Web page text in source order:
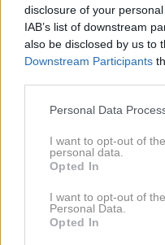
disclosure of your
IAB’s list of downstream
also be disclosed by us to
Downstream Participants
Please note that this
not limited to your visit or
grant or deny consent to
use your data for below
consent section.
Personal Data
I want to opt-out of
personal data.
Opted In
I want to opt-out of
Personal Data.
Opted In